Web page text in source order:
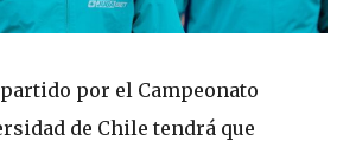
por el Campeonato
de Chile tendrá que